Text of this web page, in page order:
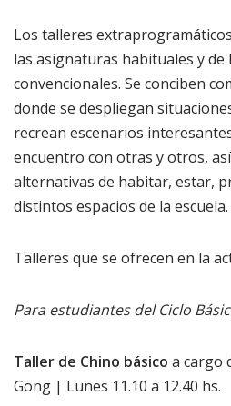
Los talleres
las asignaturas habituales y
convencionales. Se conciben
donde se despliegan
recrean escenarios
encuentro con otras y otros,
alternativas de habitar, estar,
distintos espacios de la escuela.
Talleres que se ofrecen en la
Para estudiantes del Ciclo
Taller de Chino básico a cargo
Gong | Lunes 11.10 a 12.40 hs.